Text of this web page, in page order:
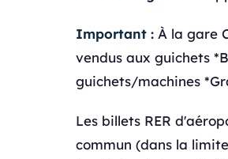
Important : À la gare
vendus aux guichets
guichets/machines
Les billets RER
commun (dans la